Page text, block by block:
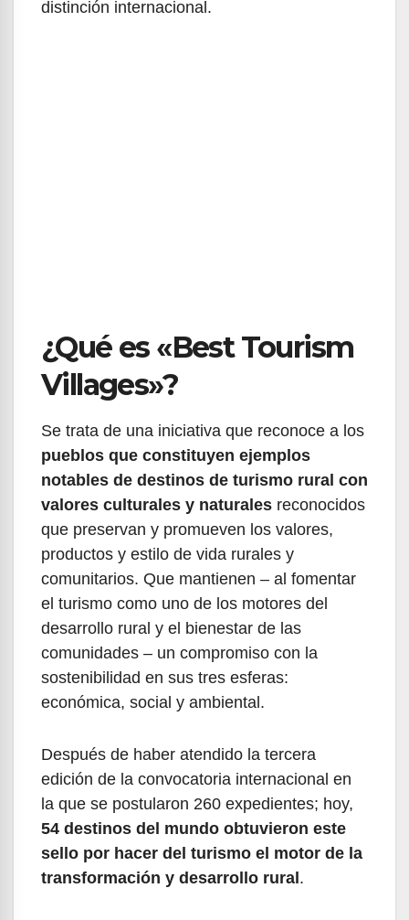
distinción internacional.
¿Qué es «Best Tourism
Villages»?
Se trata de una iniciativa que reconoce a los
pueblos que constituyen ejemplos
notables de destinos de turismo rural con
valores culturales y naturales reconocidos
que preservan y promueven los valores,
productos y estilo de vida rurales y
comunitarios. Que mantienen – al fomentar
el turismo como uno de los motores del
desarrollo rural y el bienestar de las
comunidades – un compromiso con la
sostenibilidad en sus tres esferas:
económica, social y ambiental.
Después de haber atendido la tercera
edición de la convocatoria internacional en
la que se postularon 260 expedientes; hoy,
54 destinos del mundo obtuvieron este
sello por hacer del turismo el motor de la
transformación y desarrollo rural .